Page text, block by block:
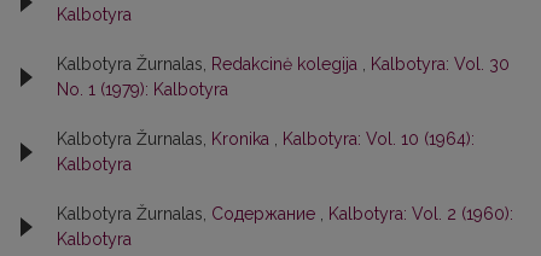
Kalbotyra
Kalbotyra Žurnalas, Redakcinė kolegija
Kalbotyra: Vol. 30
No. 1 (1979): Kalbotyra
Kalbotyra Žurnalas, Kronika
Kalbotyra: Vol. 10 (1964):
Kalbotyra
Kalbotyra Žurnalas, Содержание
Kalbotyra: Vol. 2 (1960):
Kalbotyra